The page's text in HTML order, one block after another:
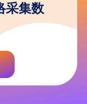
采集数